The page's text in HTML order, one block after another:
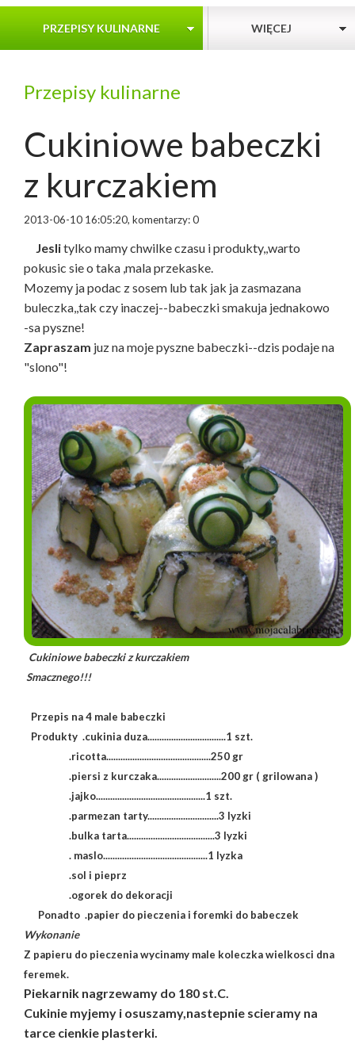
PRZEPISY KULINARNE WIĘCEJ
Przepisy kulinarne
Cukiniowe babeczki
z kurczakiem
2013-06-10 16:05:20, komentarzy: 0
Jeslitylko mamy chwilke czasu i produkty,,warto
pokusic sie o taka ,mala przekaske.
Mozemy ja podac z sosem lub tak jak ja zasmazana
buleczka,,tak czy inaczej--babeczki smakuja jednakowo
-sa pyszne!
Zapraszam juz na moje pyszne babeczki--dzis podaje na
"slono"!
Cukiniowe babeczki z kurczakiem
Smacznego!!!
Przepis na 4 male babeczki
Produkty .cukinia duza.................................1 szt.
.ricotta............................................250 gr
.piersi z kurczaka...........................200 gr ( grilowana )
.jajko..............................................1 szt.
.parmezan tarty..............................3 lyzki
.bulka tarta.....................................3 lyzki
. maslo............................................1 lyzka
.sol i pieprz
.ogorek do dekoracji
Ponadto .papier do pieczenia i foremki do babeczek
Wykonanie
Z papieru do pieczenia wycinamy male koleczka wielkosci dna
feremek.
Piekarnik nagrzewamy do 180 st.C.
Cukinie myjemy i osuszamy,nastepnie scieramy na
tarce cienkie plasterki.